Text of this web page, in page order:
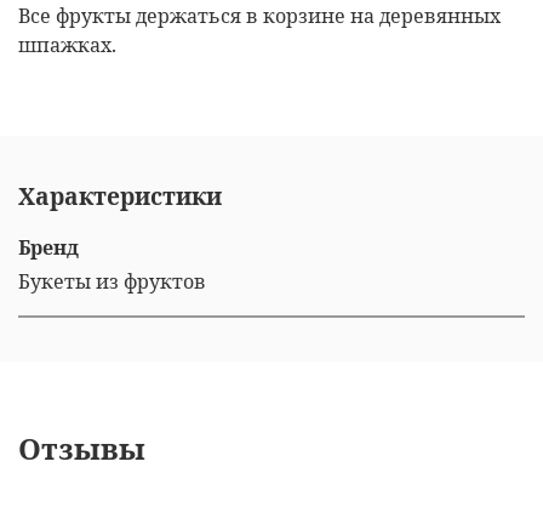
Все фрукты держаться в корзине на деревянных
шпажках.
Характеристики
Бренд
Букеты из фруктов
Отзывы